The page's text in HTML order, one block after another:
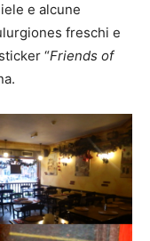
e alcune
freschi e
“Friends of